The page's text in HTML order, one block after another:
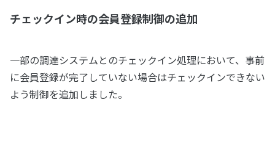
チェックイン時の会員登録制御の追加
一部の調達システムとのチェックイン処理において、事前
に会員登録が完了していない場合はチェックインできない
よう制御を追加しました。